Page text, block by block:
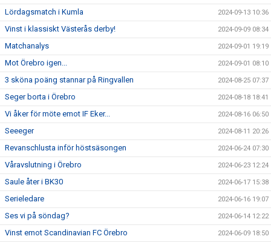
Lördagsmatch i Kumla 2024-09-13 10:36
Vinst i klassiskt Västerås derby! 2024-09-09 08:34
Matchanalys 2024-09-01 19:19
Mot Örebro igen... 2024-09-01 08:10
3 sköna poäng stannar på Ringvallen 2024-08-25 07:37
Seger borta i Örebro 2024-08-18 18:41
Vi åker för möte emot IF Eker... 2024-08-16 06:50
Seeeger 2024-08-11 20:26
Revanschlusta inför höstsäsongen 2024-06-24 07:30
Våravslutning i Örebro 2024-06-23 12:24
Saule åter i BK30 2024-06-17 15:38
Serieledare 2024-06-16 19:07
Ses vi på söndag? 2024-06-14 12:22
Vinst emot Scandinavian FC Örebro 2024-06-09 18:50